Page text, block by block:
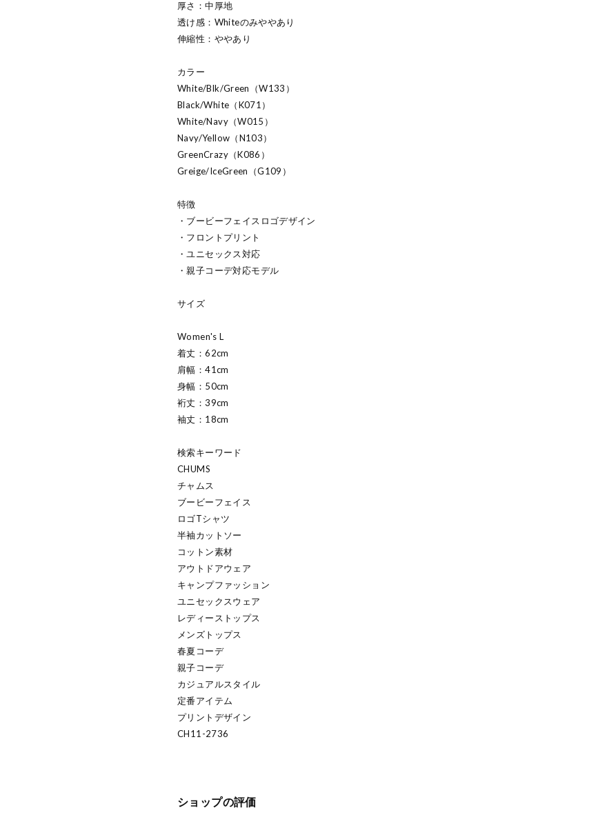
厚さ：中厚地
透け感：Whiteのみややあり
伸縮性：ややあり
カラー
White/Blk/Green（W133）
Black/White（K071）
White/Navy（W015）
Navy/Yellow（N103）
GreenCrazy（K086）
Greige/IceGreen（G109）
特徴
・ブービーフェイスロゴデザイン
・フロントプリント
・ユニセックス対応
・親子コーデ対応モデル
サイズ
Women's L
着丈：62cm
肩幅：41cm
身幅：50cm
裄丈：39cm
袖丈：18cm
検索キーワード
CHUMS
チャムス
ブービーフェイス
ロゴTシャツ
半袖カットソー
コットン素材
アウトドアウェア
キャンプファッション
ユニセックスウェア
レディーストップス
メンズトップス
春夏コーデ
親子コーデ
カジュアルスタイル
定番アイテム
プリントデザイン
CH11-2736
ショップの評価